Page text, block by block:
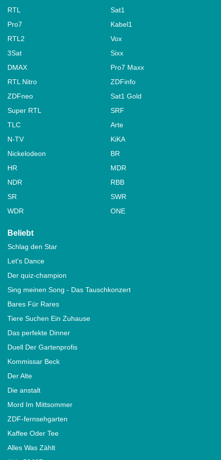
RTL
Sat1
Pro7
Kabel1
RTL2
Vox
3Sat
Sixx
DMAX
Pro7 Maxx
RTL Nitro
ZDFinfo
ZDFneo
Sat1 Gold
Super RTL
SRF
TLC
Arte
N-TV
KiKA
Nickelodeon
BR
HR
MDR
NDR
RBB
SR
SWR
WDR
ONE
Beliebt
Schlag den Star
Let's Dance
Der quiz-champion
Sing meinen Song - Das Tauschkonzert
Bares Für Rares
Tiere Suchen Ein Zuhause
Das perfekte Dinner
Duell Der Gartenprofis
Kommissar Beck
Der Alte
Die anstalt
Mord Im Mittsommer
ZDF-fernsehgarten
Kaffee Oder Tee
Alles Was Zählt